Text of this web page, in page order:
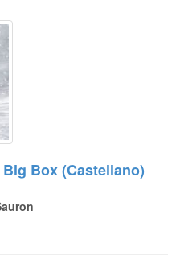
Box (Castellano)